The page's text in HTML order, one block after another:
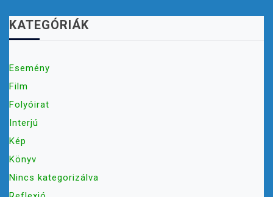
KATEGÓRIÁK
Esemény
Film
Folyóirat
Interjú
Kép
Könyv
Nincs kategorizálva